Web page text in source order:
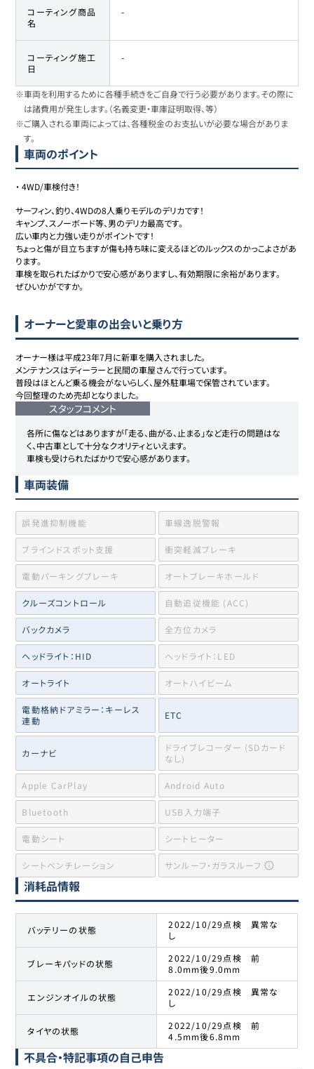
コーティング商品
名
-
コーティング施工
日
-
※車両を利用するために各種手続きをご自身で行う必要があります。その際に
は諸費用が発生します。（名義変更・車庫証明取得、等）
※ご購入される車両によっては、各種税金のお支払いが必要な場合がありま
す。
車両のポイント
・4WD/車検付き！
サーフィン、釣り、4WDの8人乗りモデルのデリカです！
キャンプ、スノーボード等、男のデリカ最高です。
広い車内と力強い走りがポイントです！
ちょっと傷が目立ちますが傷も持ち味に変えるほどのルックスのかっこよさがあ
ります。
車検を取られたばかりで安心感がありますし、有効期限に余裕があります。
ぜひいかがですか。
オーナーと愛車の出会いと乗り方
オーナー様は平成23年7月に新車を購入されました。
メンテナンスはディーラーと民間の車屋さんで行っています。
普段はほとんど乗る機会がないらしく、屋外駐車場で保管されています。
スタッフコメント
各所に傷などはありますが「走る、曲がる、止まる」など走行の問題はな
く、中古車として十分なクオリティといえます。
車検も受けられたばかりで安心感があります。
車両装備
誤発進抑制機能 車線逸脱警報
ブラインドスポット支援 衝突軽減ブレーキ
電動パーキングブレーキ オートブレーキホールド
クルーズコントロール 自動追従機能 (ACC)
バックカメラ 全方位カメラ
ヘッドライト：HID ヘッドライト：LED
オートライト オートハイビーム
電動格納ドアミラー：キーレス
連動
ETC
カーナビ
ドライブレコーダー (SDカード
なし)
Apple CarPlay Android Auto
Bluetooth USB入力端子
電動シート シートヒーター
シートベンチレーション サンルーフ・ガラスルーフ
消耗品情報
バッテリーの状態
2022/10/29点検 異常な
し
ブレーキパッドの状態
2022/10/29点検 前
8.0mm後9.0mm
エンジンオイルの状態
2022/10/29点検 異常な
し
タイヤの状態
2022/10/29点検 前
4.5mm後6.8mm
不具合・特記事項の自己申告